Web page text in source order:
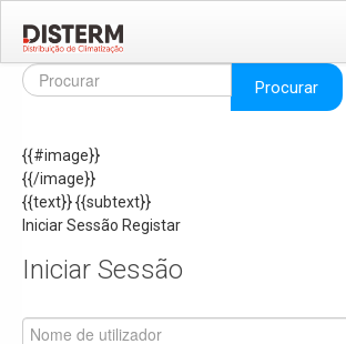
Home
Áreas de Negócio
Missão e Valores
As Nossas Marcas
Recrutamento
Produtos
Procurar
{{#image}}
{{/image}}
{{text}}{{subtext}}
Iniciar Sessão Registar
Iniciar Sessão